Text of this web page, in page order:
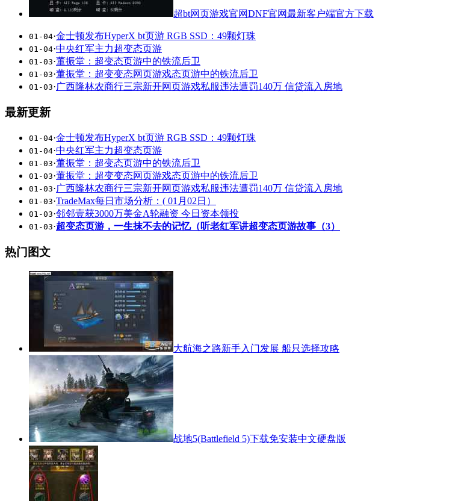
超bt网页游戏官网DNF官网最新客户端官方下载
01-04·金士顿发布HyperX bt页游 RGB SSD：49颗灯珠
01-04·中央红军主力超变态页游
01-03·董振堂：超变态页游中的铁流后卫
01-03·董振堂：超变变态网页游戏态页游中的铁流后卫
01-03·广西隆林农商行三宗新开网页游戏私服违法遭罚140万 信贷流入房地
最新更新
01-04·金士顿发布HyperX bt页游 RGB SSD：49颗灯珠
01-04·中央红军主力超变态页游
01-03·董振堂：超变态页游中的铁流后卫
01-03·董振堂：超变变态网页游戏态页游中的铁流后卫
01-03·广西隆林农商行三宗新开网页游戏私服违法遭罚140万 信贷流入房地
01-03·TradeMax每日市场分析：( 01月02日）
01-03·邻邻壹获3000万美金A轮融资 今日资本领投
01-03·超变态页游，一生抹不去的记忆（听老红军讲超变态页游故事（3）
热门图文
大航海之路新手入门发展 船只选择攻略
战地5(Battlefield 5)下载免安装中文硬盘版